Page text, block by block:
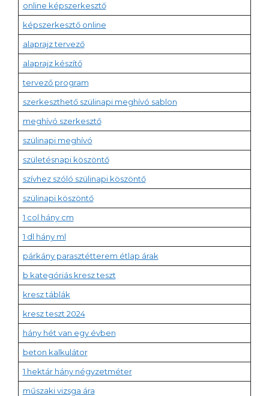
online képszerkesztő
képszerkesztő online
alaprajz tervező
alaprajz készítő
tervező program
szerkeszthető szülinapi meghívó sablon
meghívó szerkesztő
szülinapi meghívó
születésnapi köszöntő
szívhez szóló szülinapi köszöntő
szülinapi köszöntő
1 col hány cm
1 dl hány ml
párkány parasztétterem étlap árak
b kategóriás kresz teszt
kresz táblák
kresz teszt 2024
hány hét van egy évben
beton kalkulátor
1 hektár hány négyzetméter
műszaki vizsga ára